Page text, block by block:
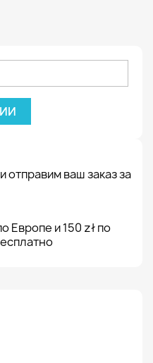
отправим ваш заказ за
Европе и 150 zł по